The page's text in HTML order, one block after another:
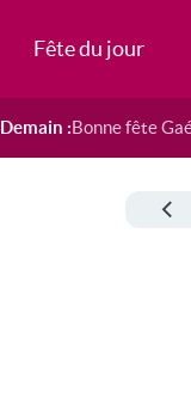
Fête du jour
Demain :Bonne fête